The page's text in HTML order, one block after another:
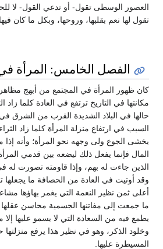
العصور الوسطى تقول- أو تدعي القول- لا
تقول لها نعم بقلبها، وروحها، وبكل ما كان
الفصل الخامس: المرأة
كان ظهور المرأة في المجتمع من أبهج
مكانتها في التاريخ ترتفع في العادة كلما زاد
حالها في البلاد الشديدة القرب من الشرق
السبب في ارتفاع منزلة المرأة كلما زاد
يخشى الجوع ولى وجهه نحو المرأة؛ وأنه
المال فإنما يفعل ذلك ليضعه بين قدمي
الذين جاءت له بهم، وإذا قاومته تصورت له
وقد أوتيت في العادة من الحصافة ما يجعلها
أعلى ثمن نظير النعمة التي يغمر بهاؤها
ما جمعت إلى مفاتنها الجسمية محاسن عقلها
يطمع فيه من السعادة التي لا يسمو عليها
وخلود الذكر، وهو في نظير هذا يرفع منزلتها
المسيطرة عليها.